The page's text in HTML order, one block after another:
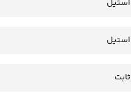
استیل
استیل
ثابت